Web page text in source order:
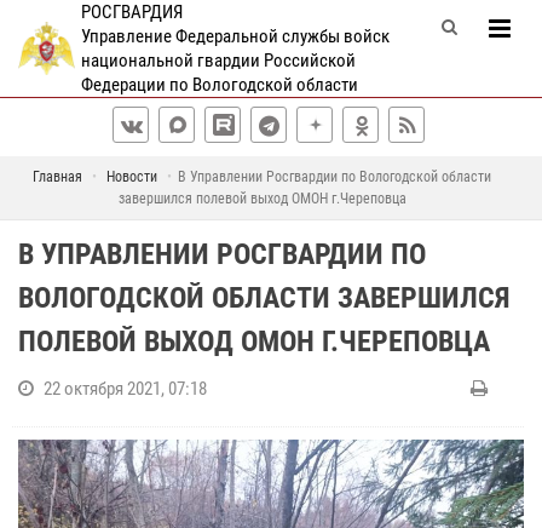
РОСГВАРДИЯ
Управление Федеральной службы войск
национальной гвардии Российской
Федерации по Вологодской области
Главная Новости
В Управлении Росгвардии по Вологодской области
завершился полевой выход ОМОН г.Череповца
В УПРАВЛЕНИИ РОСГВАРДИИ ПО
ВОЛОГОДСКОЙ ОБЛАСТИ ЗАВЕРШИЛСЯ
ПОЛЕВОЙ ВЫХОД ОМОН Г.ЧЕРЕПОВЦА
22 октября 2021, 07:18